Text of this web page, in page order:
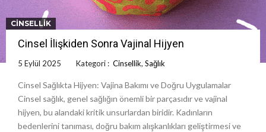
CINSELLIK
Cinsel İlişkiden Sonra Vajinal Hijyen
5 Eylül 2025 Kategori : Cinsellik, Sağlık
Cinsel Sağlıkta Hijyen: Vajina Bakımı ve Doğru Uygulamalar
Cinsel sağlık, genel sağlığın önemli bir parçasıdır ve vajinal
hijyen, bu alandaki kritik unsurlardan biridir. Kadınların
bedenlerini tanıması, doğru bakım alışkanlıkları geliştirmesi ve